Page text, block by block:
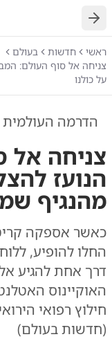
חזרה
ראשי חדשות
בעולם
צניחה אל סוף העולם:
על כולנו
הדרמה העולמית
צניחה אל
הנועז
מהנגיף
כאשר אספקה
החלו להופיע,
דרך אחת להגיע
האוקיינוס
חילוץ רפואי
(חדשות בעולם)